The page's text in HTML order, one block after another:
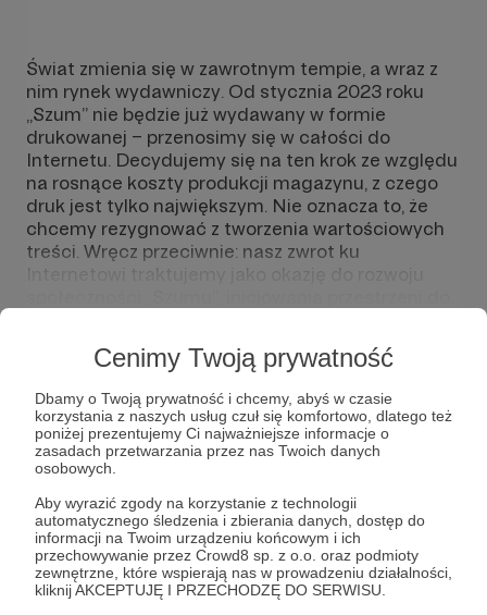
Cenimy Twoją prywatność
Dbamy o Twoją prywatność i chcemy, abyś w czasie
korzystania z naszych usług czuł się komfortowo, dlatego też
poniżej prezentujemy Ci najważniejsze informacje o
zasadach przetwarzania przez nas Twoich danych
osobowych.
Aby wyrazić zgody na korzystanie z technologii
automatycznego śledzenia i zbierania danych, dostęp do
informacji na Twoim urządzeniu końcowym i ich
przechowywanie przez Crowd8 sp. z o.o. oraz podmioty
zewnętrzne, które wspierają nas w prowadzeniu działalności,
kliknij AKCEPTUJĘ I PRZECHODZĘ DO SERWISU.
Świat zmienia się w zawrotnym tempie, a wraz z
nim rynek wydawniczy. Od stycznia 2023 roku
„Szum” nie będzie już wydawany w formie
drukowanej – przenosimy się w całości do
Internetu. Decydujemy się na ten krok ze względu
na rosnące koszty produkcji magazynu, z czego
druk jest tylko największym. Nie oznacza to, że
chcemy rezygnować z tworzenia wartościowych
treści. Wręcz przeciwnie: nasz zwrot ku
Internetowi traktujemy jako okazję do rozwoju
Chcemy być w kontakcie z Czytelnikami i
Czytelniczkami; zmieniać się na lepsze. Żeby to
zrobić, planujemy udoskonalić i przeformułować
dotychczasowy sposób działania. Chcemy nadal
Szumu” i stworzyć zupełnie nową, dostępną i
nowoczesną odsłonę internetowego wydania
magazynu.
Słuchaj w Patronite Audio!
Pobierz aplikację na swój telefon lub słuchaj w
przeglądarce.